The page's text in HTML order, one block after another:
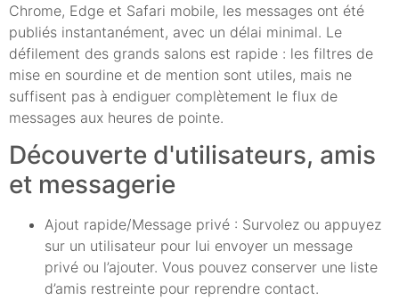
Chrome, Edge et Safari mobile, les messages ont été
publiés instantanément, avec un délai minimal. Le
défilement des grands salons est rapide : les filtres de
mise en sourdine et de mention sont utiles, mais ne
suffisent pas à endiguer complètement le flux de
messages aux heures de pointe.
Découverte d'utilisateurs, amis
et messagerie
Ajout rapide/Message privé : Survolez ou appuyez
sur un utilisateur pour lui envoyer un message
privé ou l’ajouter. Vous pouvez conserver une liste
d’amis restreinte pour reprendre contact.